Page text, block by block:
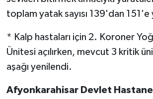
toplam yatak sayısı 139'dan
* Kalp hastaları için 2. Koroner
Ünitesi açılırken, mevcut 3 kritik
aşağı yenilendi.
Afyonkarahisar Devlet